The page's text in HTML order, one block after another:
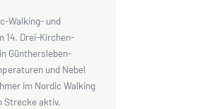
Walking- und
14. Drei-Kirchen-
Günthersleben-
und Nebel
im Nordic Walking
Strecke aktiv.